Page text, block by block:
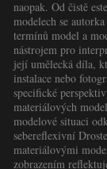
naopak. Od čistě
modelech se
termínů model a
nástrojem pro
její umělecká díla,
instalace nebo
specifické
materiálových
modelové situaci
sebereflexivní
materiálovými
zobrazením